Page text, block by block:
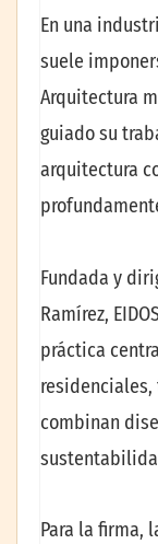
En una
suele
Arquitectura
guiado su
arquitectura
Fundada y
Ramírez,
práctica
combinan
Para la firma,